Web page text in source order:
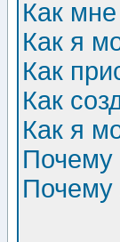
Как
Как я
Как
Как
Как я
Почему
Почему